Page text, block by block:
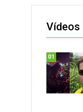
Vídeos
01